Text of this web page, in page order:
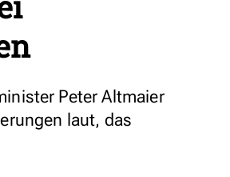
Peter Altmaier
laut, das